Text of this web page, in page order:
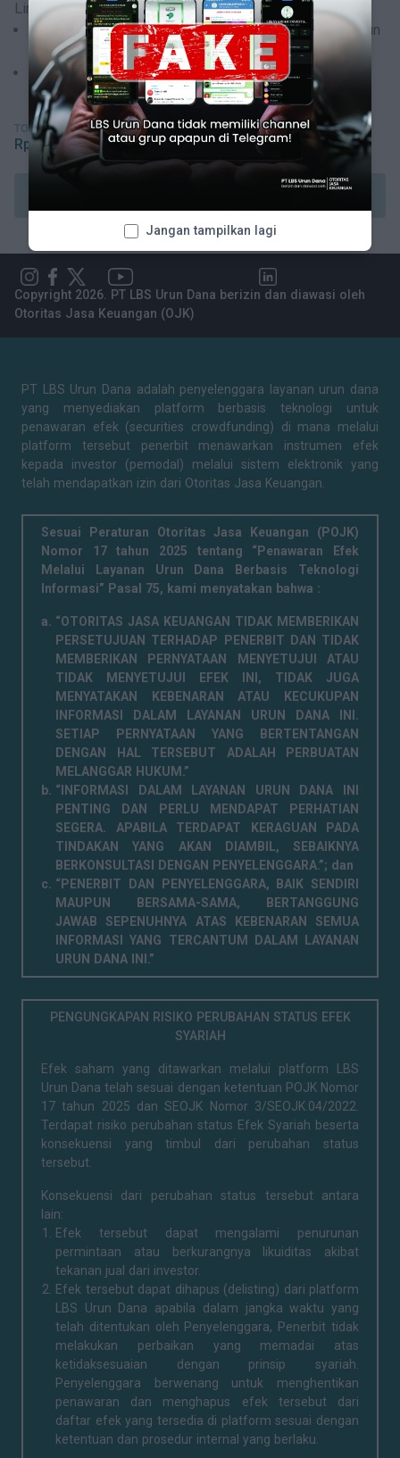
Limit investasi tahunan anda adalah:
5% dari pendapatan per-tahun jika pendapatan per-tahun
max Rp 500 juta, atau
10% dari pendapatan per-tahun jika pendapatan per-
tahun lebih dari Rp 500 juta
TOTAL INVESTASI
Rp 1.210.000.000
Copyright 2026. PT LBS Urun Dana berizin dan diawasi oleh
Otoritas Jasa Keuangan (OJK)
PT LBS Urun Dana adalah penyelenggara layanan urun dana
yang menyediakan platform berbasis teknologi untuk
penawaran efek (securities crowdfunding) di mana melalui
platform tersebut penerbit menawarkan instrumen efek
kepada investor (pemodal) melalui sistem elektronik yang
telah mendapatkan izin dari Otoritas Jasa Keuangan.
Sesuai Peraturan Otoritas Jasa Keuangan (POJK)
Nomor 17 tahun 2025 tentang “Penawaran Efek
Melalui Layanan Urun Dana Berbasis Teknologi
Informasi” Pasal 75, kami menyatakan bahwa :
“OTORITAS JASA KEUANGAN TIDAK MEMBERIKAN
PERSETUJUAN TERHADAP PENERBIT DAN TIDAK
MEMBERIKAN PERNYATAAN MENYETUJUI ATAU
TIDAK MENYETUJUI EFEK INI, TIDAK JUGA
MENYATAKAN KEBENARAN ATAU KECUKUPAN
INFORMASI DALAM LAYANAN URUN DANA INI.
SETIAP PERNYATAAN YANG BERTENTANGAN
DENGAN HAL TERSEBUT ADALAH PERBUATAN
MELANGGAR HUKUM.”
“INFORMASI DALAM LAYANAN URUN DANA INI
PENTING DAN PERLU MENDAPAT PERHATIAN
SEGERA. APABILA TERDAPAT KERAGUAN PADA
TINDAKAN YANG AKAN DIAMBIL, SEBAIKNYA
BERKONSULTASI DENGAN PENYELENGGARA.”; dan
“PENERBIT DAN PENYELENGGARA, BAIK SENDIRI
MAUPUN BERSAMA-SAMA, BERTANGGUNG
JAWAB SEPENUHNYA ATAS KEBENARAN SEMUA
INFORMASI YANG TERCANTUM DALAM LAYANAN
URUN DANA INI.”
PENGUNGKAPAN RISIKO PERUBAHAN STATUS EFEK
SYARIAH
Efek saham yang ditawarkan melalui platform LBS
Urun Dana telah sesuai dengan ketentuan POJK Nomor
17 tahun 2025 dan SEOJK Nomor 3/SEOJK.04/2022.
Terdapat risiko perubahan status Efek Syariah beserta
konsekuensi yang timbul dari perubahan status
tersebut.
Konsekuensi dari perubahan status tersebut antara
lain:
Efek tersebut dapat mengalami penurunan
permintaan atau berkurangnya likuiditas akibat
tekanan jual dari investor.
Efek tersebut dapat dihapus (delisting) dari platform
LBS Urun Dana apabila dalam jangka waktu yang
telah ditentukan oleh Penyelenggara, Penerbit tidak
melakukan perbaikan yang memadai atas
ketidaksesuaian dengan prinsip syariah.
Penyelenggara berwenang untuk menghentikan
penawaran dan menghapus efek tersebut dari
daftar efek yang tersedia di platform sesuai dengan
ketentuan dan prosedur internal yang berlaku.
Jangan tampilkan lagi